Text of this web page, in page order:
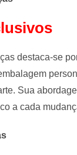
destaca-se
Sua
a cada